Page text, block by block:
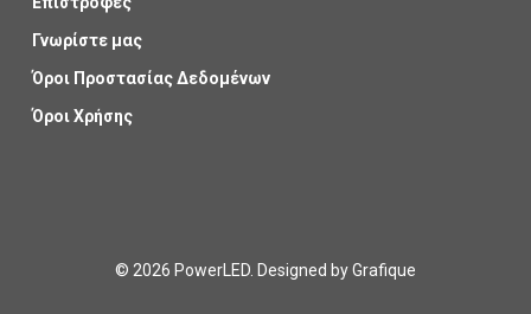
Γνωρίστε μας
Όροι Προστασίας Δεδομένων
Όροι Χρήσης
© 2026 PowerLED. Designed byGrafique